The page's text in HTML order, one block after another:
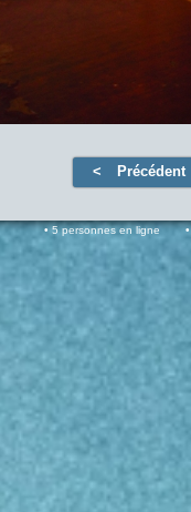
Précédent
5 personnes en ligne